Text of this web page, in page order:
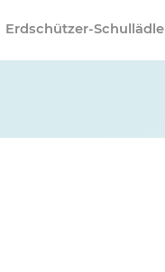
Erdschützer-Schullädle